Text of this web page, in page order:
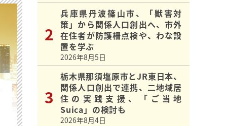
兵庫県丹波篠山市、「獣害対
策」から関係人口創出へ、市外
在住者が防護柵点検や、わな設
置を学ぶ
2026年8月5日
栃木県那須塩原市とJR東日本、
関係人口創出で連携、二地域居
住の実践支援、「ご当地
Suica」の検討も
2026年8月4日